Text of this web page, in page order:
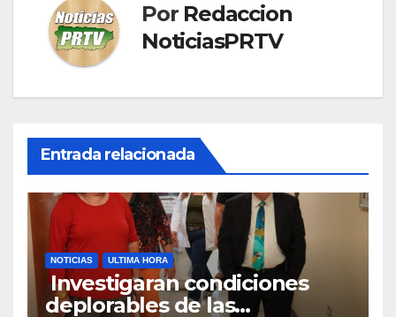
Por Redaccion
NoticiasPRTV
Entrada relacionada
NOTICIAS ULTIMA HORA
Investigaran condiciones
deplorables de las